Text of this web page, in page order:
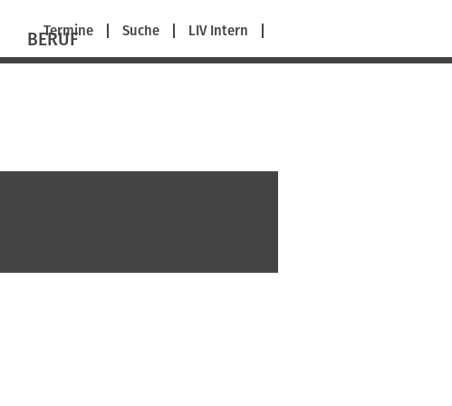
Navigation
überspringen
Termine Suche LIV Intern
BERUF